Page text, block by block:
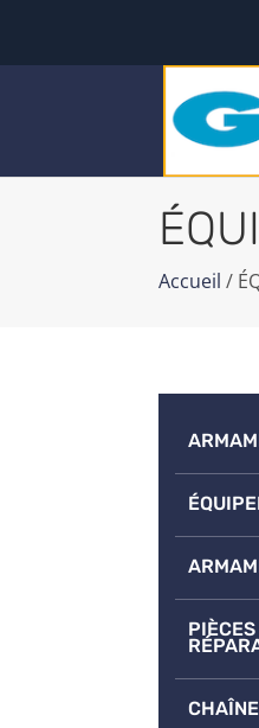
Accueil /